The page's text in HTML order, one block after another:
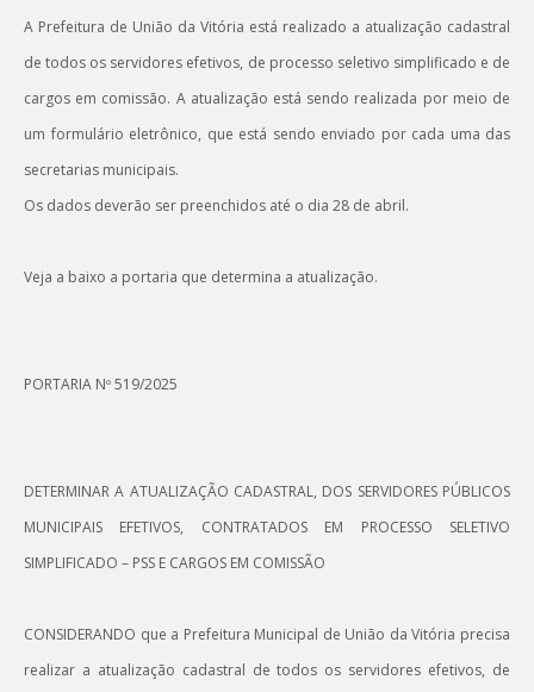
A Prefeitura de União da Vitória está realizado a atualização cadastral
de todos os servidores efetivos, de processo seletivo simplificado e de
cargos em comissão. A atualização está sendo realizada por meio de
um formulário eletrônico, que está sendo enviado por cada uma das
secretarias municipais.
Os dados deverão ser preenchidos até o dia 28 de abril.
Veja a baixo a portaria que determina a atualização.
PORTARIA Nº 519/2025
DETERMINAR A ATUALIZAÇÃO CADASTRAL, DOS SERVIDORES PÚBLICOS
MUNICIPAIS EFETIVOS, CONTRATADOS EM PROCESSO SELETIVO
SIMPLIFICADO – PSS E CARGOS EM COMISSÃO
CONSIDERANDO que a Prefeitura Municipal de União da Vitória precisa
realizar a atualização cadastral de todos os servidores efetivos, de